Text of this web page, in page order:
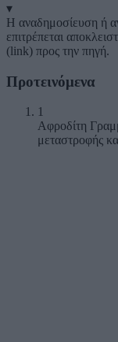
▾
Η αναδημοσίευση ή
επιτρέπεται
(link) προς την πηγή.
Προτεινόμενα
1
Αφροδίτη
μεταστροφής